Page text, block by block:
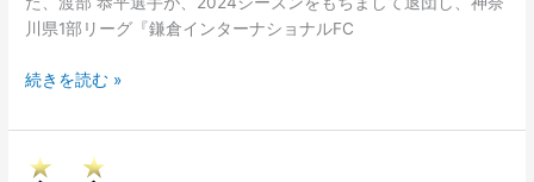
川県1部リーグ『鎌倉インターナショナルFC
ら
続きを読む »
味